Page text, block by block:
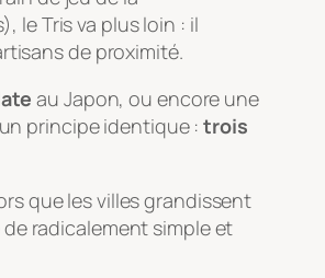
le Tris va plus loin : il
de proximité.
au Japon, ou encore une
principe identique :trois
que les villes grandissent
radicalement simple et